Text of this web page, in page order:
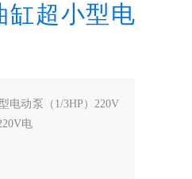
缸超小型电
电动泵（1/3HP）220V
电